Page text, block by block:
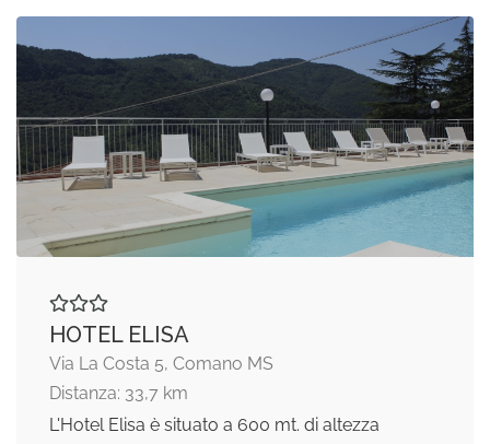
HOTEL ELISA
Via La Costa 5, Comano MS
Distanza: 33,7 km
L'Hotel Elisa è situato a 600 mt. di altezza